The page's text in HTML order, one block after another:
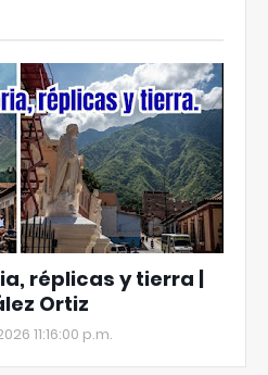
réplicas y tierra |
Ortiz
11:16:00 p.m.